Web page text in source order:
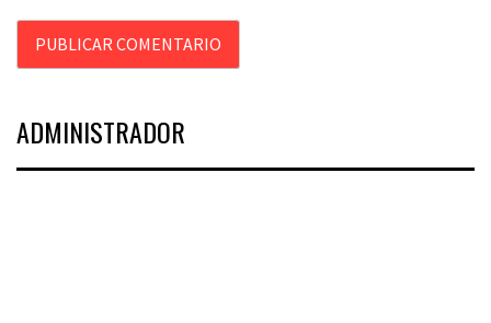
ADMINISTRADOR